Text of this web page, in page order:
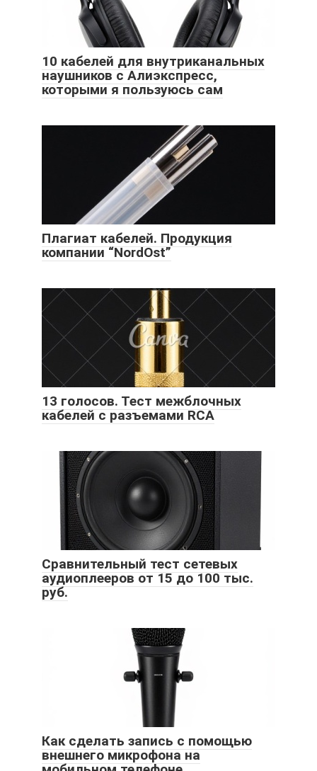
10 кабелей для внутриканальных
наушников с Алиэкспресс,
которыми я пользуюсь сам
Плагиат кабелей. Продукция
компании “NordOst”
13 голосов. Тест межблочных
кабелей с разъемами RCA
Сравнительный тест сетевых
аудиоплееров от 15 до 100 тыс.
руб.
Как сделать запись с помощью
внешнего микрофона на